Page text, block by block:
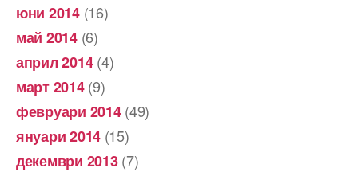
юни 2014(16)
май 2014(6)
април 2014(4)
март 2014(9)
февруари 2014(49)
януари 2014 (15)
декември 2013(7)